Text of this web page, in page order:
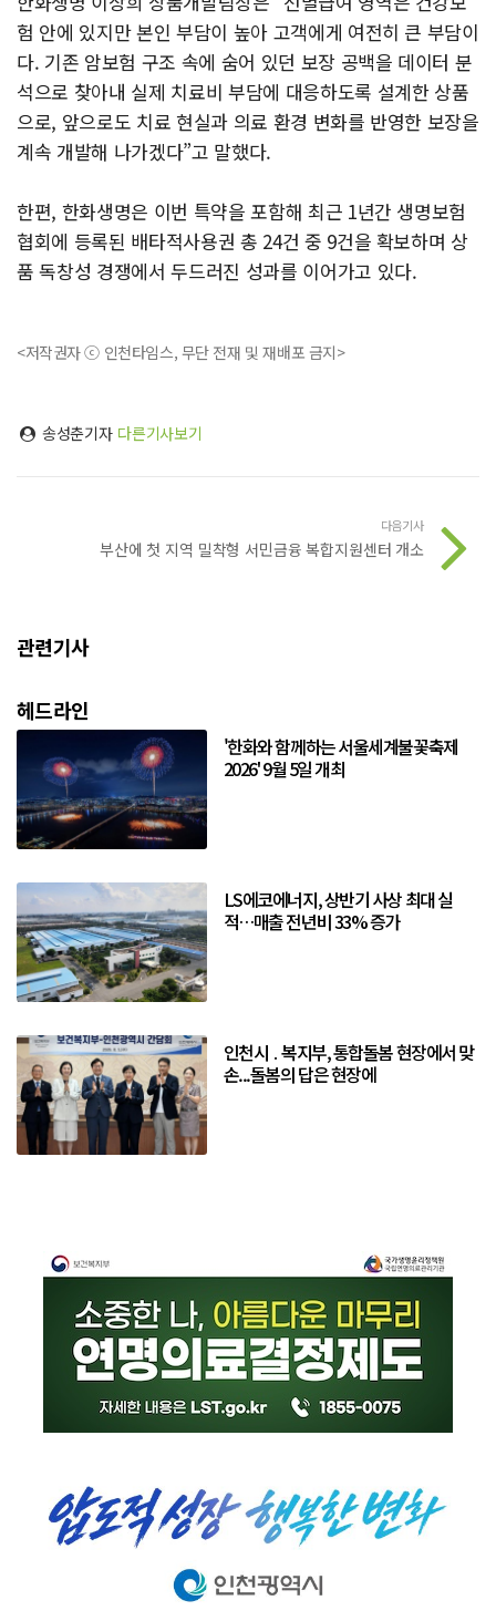
험 안에 있지만 본인 부담이 높아 고객에게 여전히 큰 부담이
다. 기존 암보험 구조 속에 숨어 있던 보장 공백을 데이터 분
석으로 찾아내 실제 치료비 부담에 대응하도록 설계한 상품
으로, 앞으로도 치료 현실과 의료 환경 변화를 반영한 보장을
계속 개발해 나가겠다”고 말했다.
한편, 한화생명은 이번 특약을 포함해 최근 1년간 생명보험
협회에 등록된 배타적사용권 총 24건 중 9건을 확보하며 상
품 독창성 경쟁에서 두드러진 성과를 이어가고 있다.
<저작권자 ⓒ 인천타임스, 무단 전재 및 재배포 금지>
송성춘기자 다른기사보기
다음기사
부산에 첫 지역 밀착형 서민금융 복합지원센터 개소
관련기사
헤드라인
'한화와 함께하는 서울세계불꽃축제
2026' 9월 5일 개최
LS에코에너지, 상반기 사상 최대 실
적…매출 전년비 33% 증가
인천시 ․ 복지부, 통합돌봄 현장에서 맞
손...돌봄의 답은 현장에